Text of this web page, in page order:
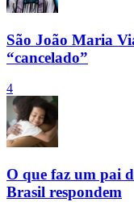
São João Maria
“cancelado”
4
O que faz um pai
Brasil respondem